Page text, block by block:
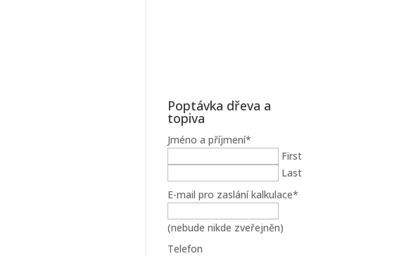
Poptávka dřeva a
topiva
Jméno a příjmení*
First
Last
E-mail pro zaslání kalkulace*
(nebude nikde zveřejněn)
Telefon